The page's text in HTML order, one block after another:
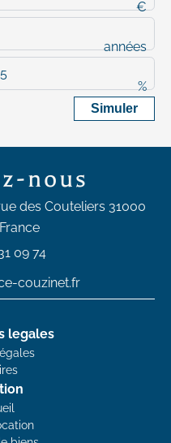
€
années
%
Simuler
nous
des Couteliers 31000
09 74
couzinet.fr
legales